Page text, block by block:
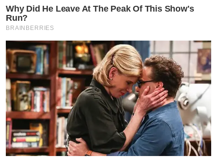
by TVPOOL ONLINE
Why Did He Leave At The Peak Of This Show's
Run?
BRAINBERRIES